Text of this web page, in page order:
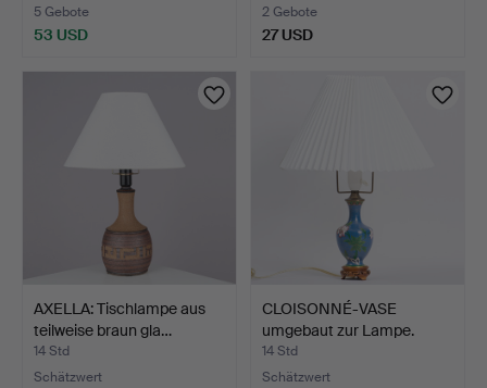
5 Gebote
53 USD
2 Gebote
27 USD
AXELLA: Tischlampe aus
teilweise braun gla…
14 Std
Schätzwert
CLOISONNÉ-VASE
umgebaut zur Lampe.
China. …
14 Std
Schätzwert